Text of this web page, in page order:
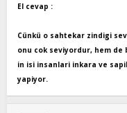
El cevap :
Cünkü o sahtekar zindigi
onu cok seviyordur, hem de
in isi insanlari inkara ve
yapiyor.